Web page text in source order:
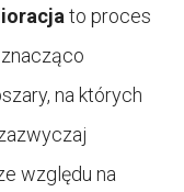
to proces
na których
względu na